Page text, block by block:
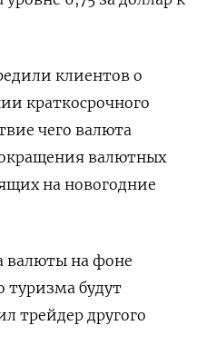
клиентов о
краткосрочного
чего валюта
валютных
на новогодние
валюты на фоне
туризма будут
трейдер другого